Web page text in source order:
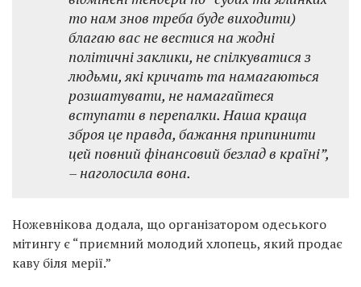
то нам знов треба буде виходити)
благаю вас не вестися на жодні
політичні заклики, не спілкуватися з
людьми, які кричать та намагаються
розшатувати, не намагайтеся
вступати в перепалки. Наша краща
зброя це правда, бажання припинити
цей повний фінансовий безлад в країні”,
– наголосила вона.
Ножевнікова додала, що організатором одеського
мітингу є “приємний молодий хлопець, який продає
каву біля мерії.”